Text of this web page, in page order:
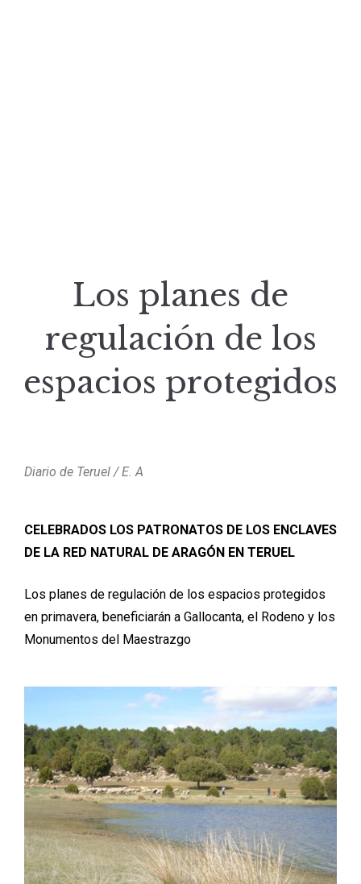
Los planes de
regulación de los
espacios protegidos
Diario de Teruel / E. A
CELEBRADOS LOS PATRONATOS DE LOS ENCLAVES
DE LA RED NATURAL DE ARAGÓN EN TERUEL
Los planes de regulación de los espacios protegidos
en primavera, beneficiarán a Gallocanta, el Rodeno y los
Monumentos del Maestrazgo